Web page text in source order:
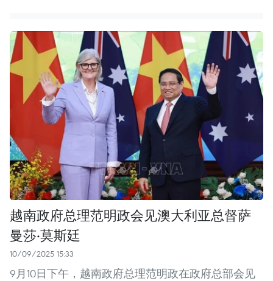
越南政府总理范明政会见澳大利亚总督萨
曼莎·莫斯廷
10/09/2025 15:33
9月10日下午，越南政府总理范明政在政府总部会见